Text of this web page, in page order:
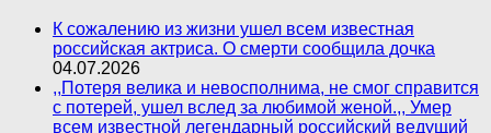
К сожалению из жизни ушел всем известная
российская актриса. О смерти сообщила дочка
04.07.2026
,,Потеря велика и невосполнима, не смог справится
с потерей, ушел вслед за любимой женой.,, Умер
всем известной легендарный российский ведущий